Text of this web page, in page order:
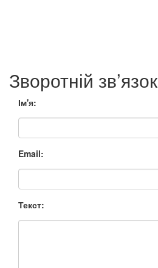
Зворотній зв’язок
Ім'я:
Email:
Текст: